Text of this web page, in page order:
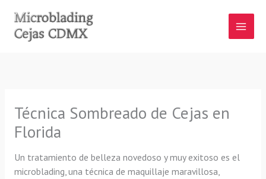
contenido
Técnica Sombreado de Cejas en
Florida
Un tratamiento de belleza novedoso y muy exitoso es el
microblading, una técnica de maquillaje maravillosa,